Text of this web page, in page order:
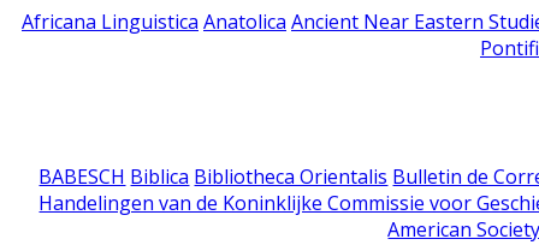
Africana Linguistica Anatolica Ancient Near Eastern
BABESCH Biblica Bibliotheca Orientalis Bulletin de
Handelingen van de Koninklijke Commissie voor
American